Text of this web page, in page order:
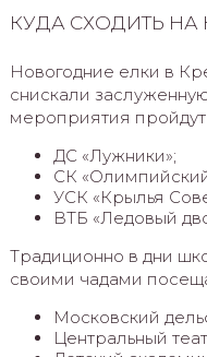
КУДА СХОДИТЬ
Новогодние елки в
снискали
мероприятия пройдут
ДС «Лужники»;
СК
УСК «Крылья
ВТБ «Ледовый
Традиционно в дни
своими чадами
Московский
Центральный